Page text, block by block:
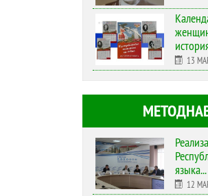
13
языка...
12